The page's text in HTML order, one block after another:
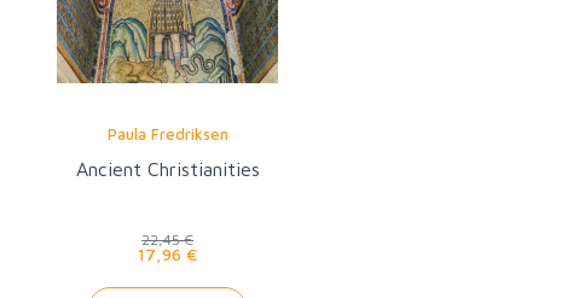
Paula Fredriksen
Ancient Christianities
22,45 €
17,96 €